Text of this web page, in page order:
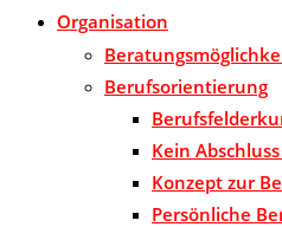
Organisation
Berufsorientierung
Kein
Konzept zur
Persönliche